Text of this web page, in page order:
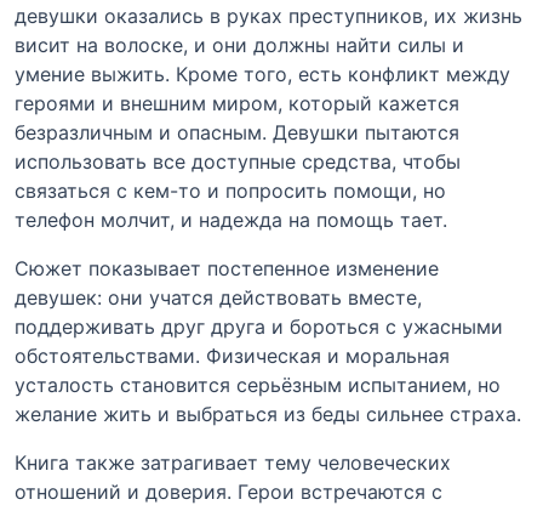
девушки оказались в руках преступников, их жизнь
висит на волоске, и они должны найти силы и
умение выжить. Кроме того, есть конфликт между
героями и внешним миром, который кажется
безразличным и опасным. Девушки пытаются
использовать все доступные средства, чтобы
связаться с кем-то и попросить помощи, но
телефон молчит, и надежда на помощь тает.
Сюжет показывает постепенное изменение
девушек: они учатся действовать вместе,
поддерживать друг друга и бороться с ужасными
обстоятельствами. Физическая и моральная
усталость становится серьёзным испытанием, но
желание жить и выбраться из беды сильнее страха.
Книга также затрагивает тему человеческих
отношений и доверия. Герои встречаются с